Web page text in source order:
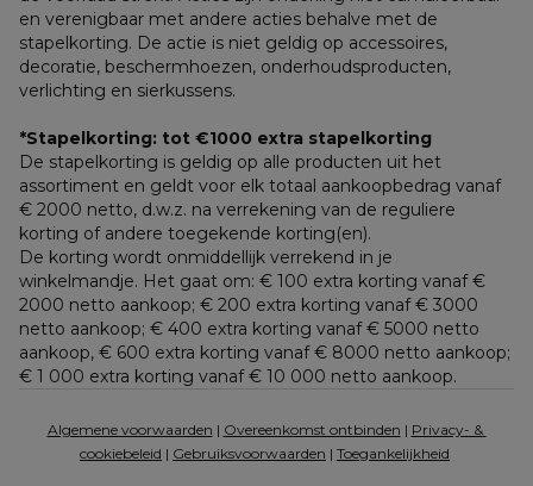
en verenigbaar met andere acties behalve met de
stapelkorting. De actie is niet geldig op accessoires,
decoratie, beschermhoezen, onderhoudsproducten,
verlichting en sierkussens.
*Stapelkorting: tot €1000 extra stapelkorting
De stapelkorting is geldig op alle producten uit het
assortiment en geldt voor elk totaal aankoopbedrag vanaf
€ 2000 netto, d.w.z. na verrekening van de reguliere
korting of andere toegekende korting(en).
De korting wordt onmiddellijk verrekend in je
winkelmandje. Het gaat om: € 100 extra korting vanaf €
2000 netto aankoop; € 200 extra korting vanaf € 3000
netto aankoop; € 400 extra korting vanaf € 5000 netto
€ 1 000 extra korting vanaf € 10 000 netto aankoop.
Algemene voorwaarden | Overeenkomst ontbinden | Privacy- &
cookiebeleid | Gebruiksvoorwaarden | Toegankelijkheid